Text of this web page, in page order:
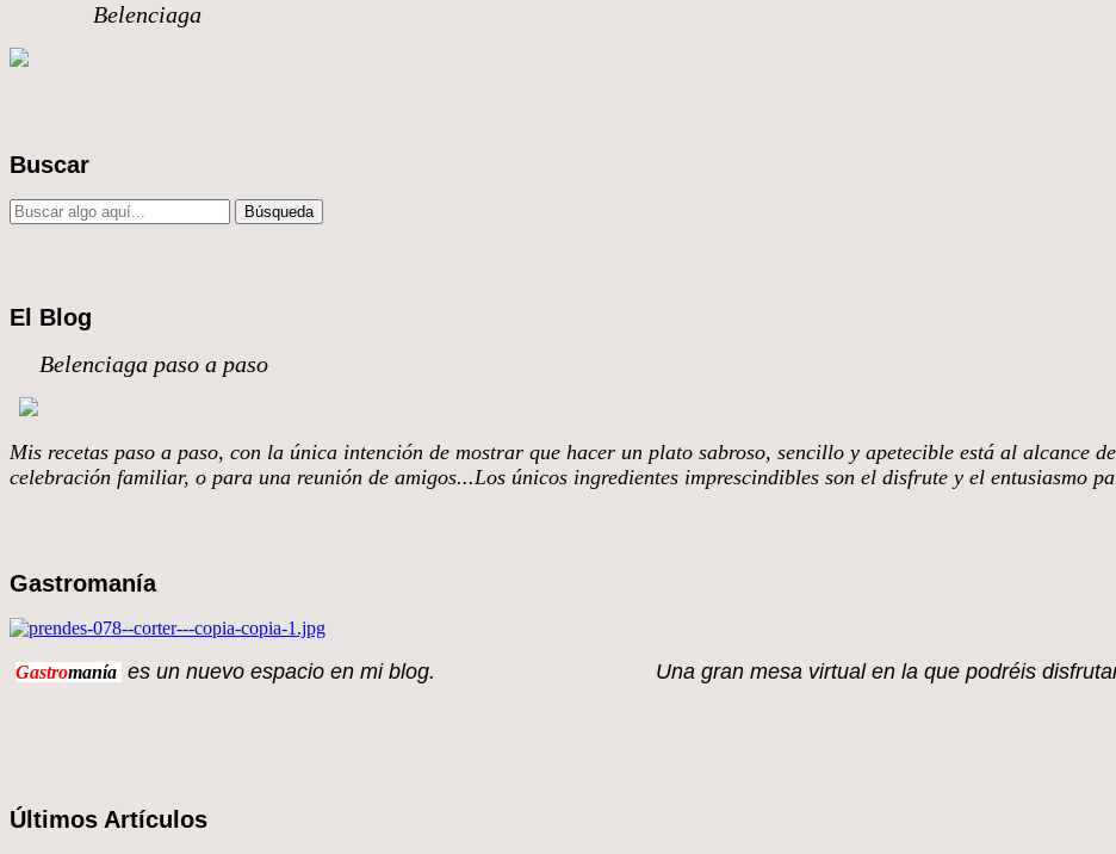
Belenciaga
Buscar
El Blog
Belenciaga paso a paso
Mis recetas paso a paso, con la única intención de mostrar que hacer un plato sabroso, sencillo y apetecible está al alcance
celebración familiar, o para una reunión de amigos...Los únicos ingredientes imprescindibles son el disfrute y el entusiasmo
Gastromanía
Gastromanía es un nuevo espacio en mi blog. Una gran mesa virtual en la que podréis
Últimos Artículos